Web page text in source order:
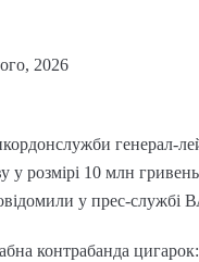
2026
генерал-
у розмірі 10 млн
у прес-службі
контрабанда